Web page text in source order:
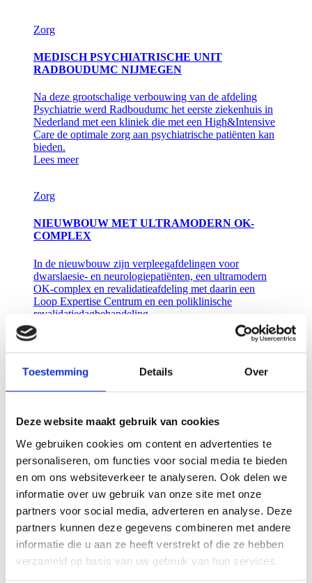
Toestemming Details Over
Deze website maakt gebruik van cookies
We gebruiken cookies om content en advertenties te
personaliseren, om functies voor social media te bieden
en om ons websiteverkeer te analyseren. Ook delen we
informatie over uw gebruik van onze site met onze
partners voor social media, adverteren en analyse. Deze
partners kunnen deze gegevens combineren met andere
informatie die u aan ze heeft verstrekt of die ze hebben
verzameld op basis van uw gebruik van hun services.
Zorg
MEDISCH PSYCHIATRISCHE UNIT
RADBOUDUMC NIJMEGEN
Na deze grootschalige verbouwing van de afdeling
Psychiatrie werd Radboudumc het eerste ziekenhuis in
Nederland met een kliniek die met een High&Intensive
Care de optimale zorg aan psychiatrische patiënten kan
bieden.
Lees meer
Zorg
NIEUWBOUW MET ULTRAMODERN OK-
COMPLEX
In de nieuwbouw zijn verpleegafdelingen voor
dwarslaesie- en neurologiepatiënten, een ultramodern
OK-complex en revalidatieafdeling met daarin een
Loop Expertise Centrum en een poliklinische
revalidatiedagbehandeling.
Lees meer
ALEXANDER MONRO ZIEKENHUIS
Het gebouw is bijna volledig gestript en kreeg nieuwe
wanden, kozijnen, vloeren en plafonds. Daarnaast veel
techniek zoals systemen voor beveiliging, ventilatie,
verwarming en koeling en elektrische installaties.
Lees meer
Zorg
CENTRAAL MILITAIR HOSPITAL UTRECHT